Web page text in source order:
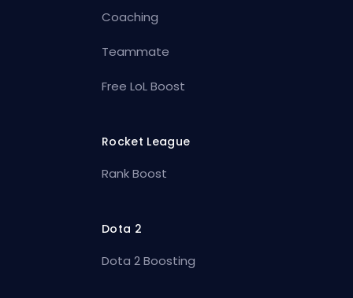
Coaching
Teammate
Free LoL Boost
Rocket League
Rank Boost
Dota 2
Dota 2 Boosting